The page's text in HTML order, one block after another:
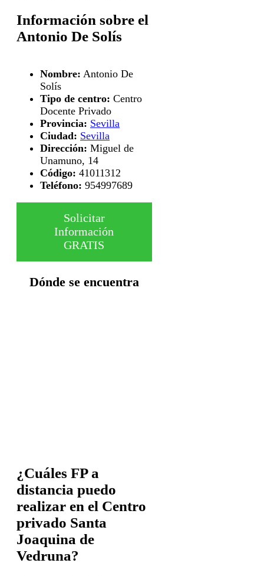
Información sobre el
Antonio De Solís
Nombre: Antonio De
Solís
Tipo de centro: Centro
Docente Privado
Provincia: Sevilla
Ciudad: Sevilla
Dirección: Miguel de
Unamuno, 14
Código: 41011312
Teléfono: 954997689
Solicitar
Información
GRATIS
Dónde se encuentra
¿Cuáles FP a
distancia puedo
realizar en el Centro
privado Santa
Joaquina de
Vedruna?